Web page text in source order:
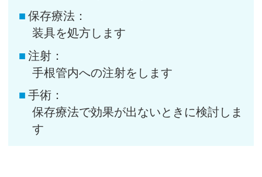
保存療法：
装具を処方します
注射：
手根管内への注射をします
手術：
保存療法で効果が出ないときに検討しま
す